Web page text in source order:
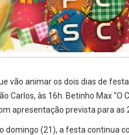
vão animar os dois dias de
Carlos, às 16h. Betinho Max “O
apresentação prevista para as
domingo (21), a festa continua